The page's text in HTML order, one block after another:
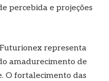
percebida e projeções
representa
amadurecimento de
O fortalecimento das